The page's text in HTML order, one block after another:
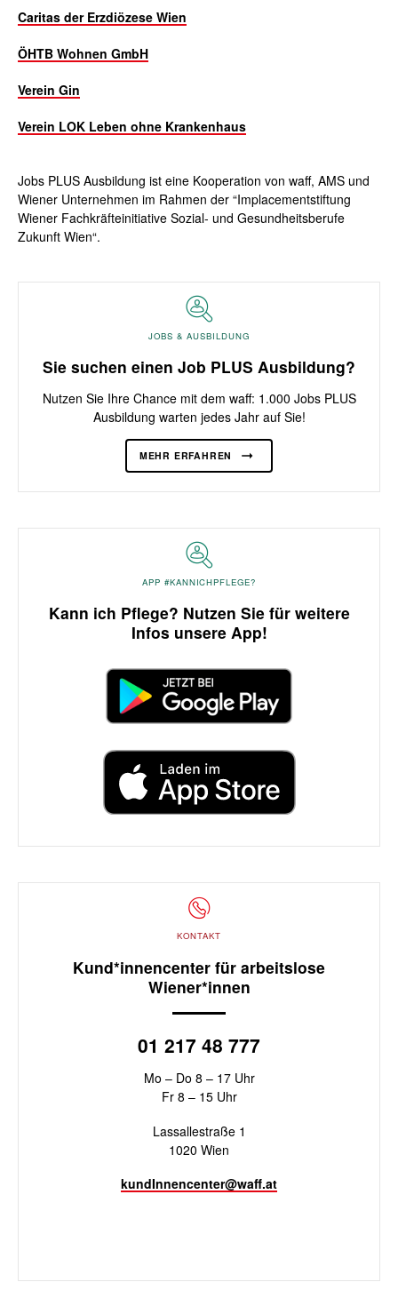
Caritas der Erzdiözese Wien
ÖHTB Wohnen GmbH
Verein Gin
Verein LOK Leben ohne Krankenhaus
Jobs PLUS Ausbildung ist eine Kooperation von waff, AMS und
Wiener Unternehmen im Rahmen der “Implacementstiftung
Wiener Fachkräfteinitiative Sozial- und Gesundheitsberufe
Zukunft Wien“.
JOBS & AUSBILDUNG
Sie suchen einen Job PLUS Ausbildung?
Nutzen Sie Ihre Chance mit dem waff: 1.000 Jobs PLUS
Ausbildung warten jedes Jahr auf Sie!
MEHR ERFAHREN
APP #KANNICHPFLEGE?
Kann ich Pflege? Nutzen Sie für weitere
Infos unsere App!
KONTAKT
Kund*innencenter für arbeitslose
Wiener*innen
01 217 48 777
Mo – Do 8 – 17 Uhr
Fr 8 – 15 Uhr
Lassallestraße 1
1020 Wien
kundInnencenter@waff.at